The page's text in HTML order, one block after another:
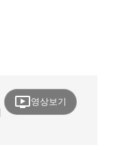
ondemand_video영상보기